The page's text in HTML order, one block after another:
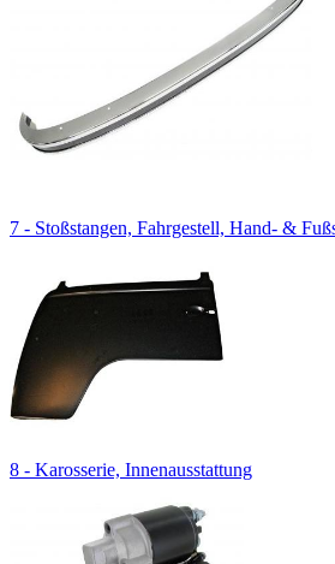
7 - Stoßstangen, Fahrgestell, Hand- &
8 - Karosserie, Innenausstattung